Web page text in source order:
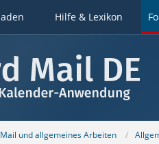
Hilfe & Lexikon
und allgemeines Arbeiten